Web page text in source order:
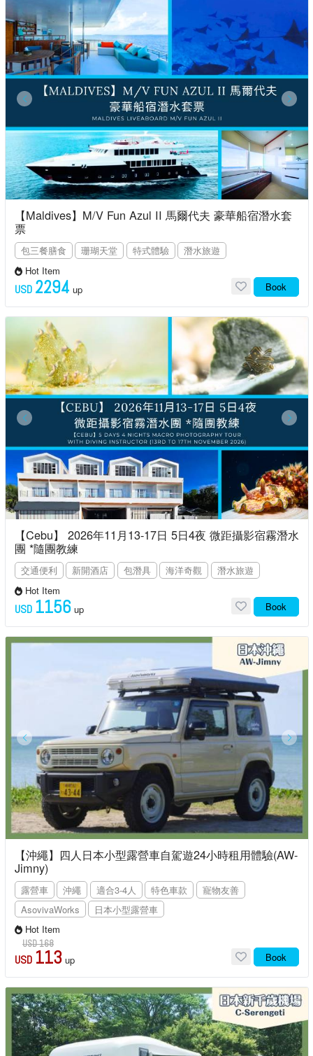
【Maldives】M/V Fun Azul II 馬爾代夫 豪華船宿潛水套
票
包三餐膳食 珊瑚天堂 特式體驗
潛水旅遊
Hot Item
USD 2294 up Book
【Cebu】 2026年11月13-17日 5日4夜 微距攝影宿霧潛水
團 *隨團教練
交通便利 新開酒店 包潛具 海洋奇觀
潛水旅遊
Hot Item
USD 1156 up Book
【沖繩】四人日本小型露營車自駕遊24小時租用體驗(AW-
Jimny)
露營車 沖繩 適合3-4人 特色車款
寵物友善
AsovivaWorks
日本小型露營車
Hot Item
USD 168
USD 113 up Book